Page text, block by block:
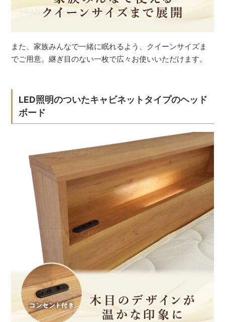
また、家族みんなで一緒に眠れるよう、クイーンサイズま
でご用意。継ぎ目のない一枚で広々お使いいただけます。
LED照明のついたキャビネットタイプのヘッド
ボード